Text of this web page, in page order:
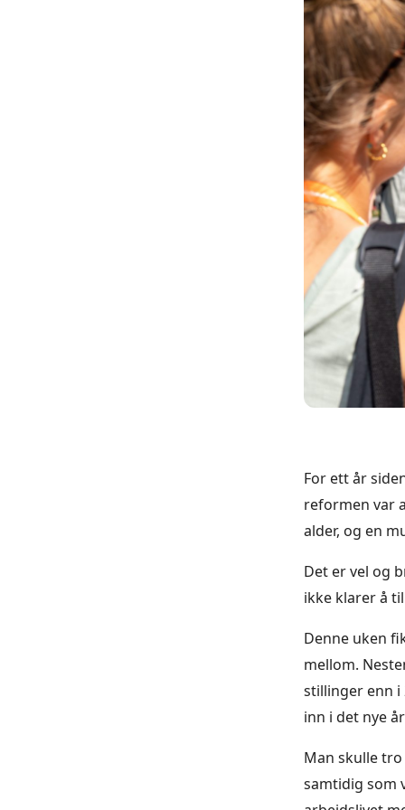
For ett år
reformen var
alder, og en
Det er vel og
ikke klarer å
Denne uken
mellom.
stillinger enn i
inn i det nye
Man skulle
samtidig som